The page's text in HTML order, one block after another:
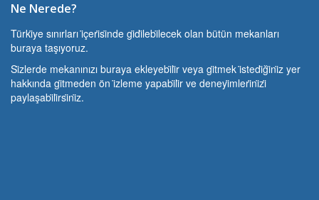
Ne Nerede?
Türki̇ye sınırları i̇çeri̇si̇nde gi̇di̇lebi̇lecek olan bütün mekanları
buraya taşıyoruz.
Si̇zlerde mekanınızı buraya ekleyebi̇li̇r veya gi̇tmek i̇stedi̇ği̇ni̇z yer
hakkında gi̇tmeden ön i̇zleme yapabi̇li̇r ve deneyi̇mleri̇ni̇zi̇
paylaşabi̇li̇rsi̇ni̇z.